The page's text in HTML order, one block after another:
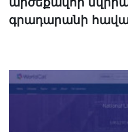
գրադարանի